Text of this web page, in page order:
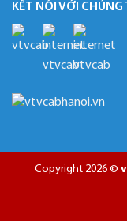
KẾT NỐI VỚI CHÚNG
Copyright 2026 ©